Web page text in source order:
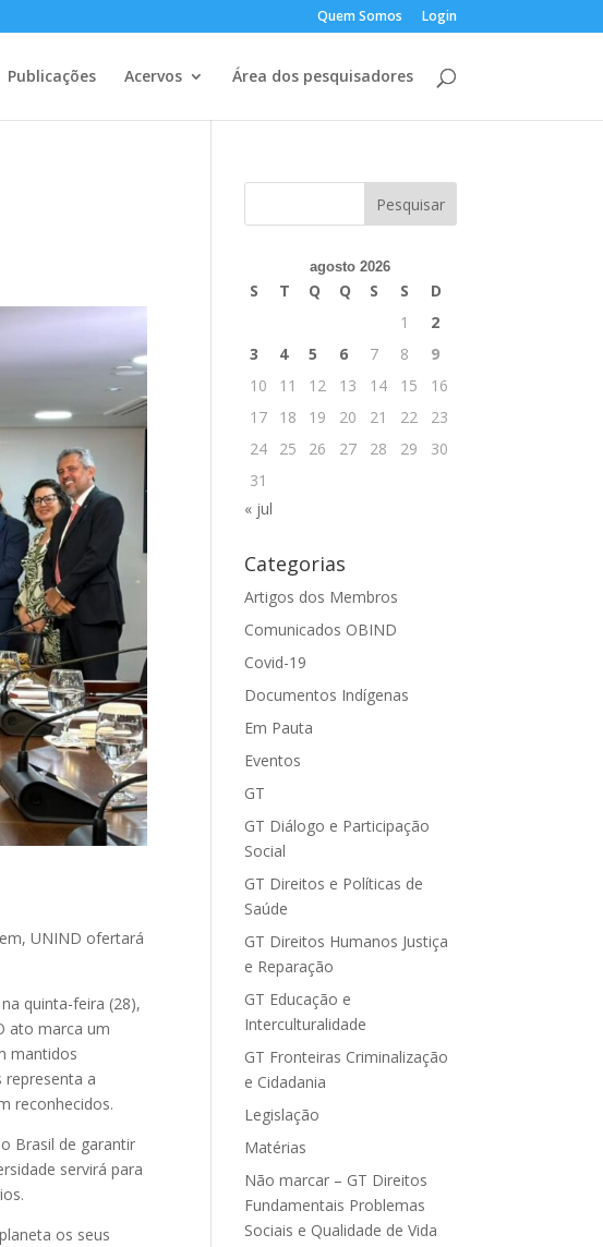
Quem Somos Login
Publicações Acervos Área dos pesquisadores
UNIND ofertará
quinta-feira (28),
ato marca um
mantidos
representa a
reconhecidos.
Brasil de garantir
servirá para
os seus
agosto 2026
S T Q Q S S
D
1
2
3
4 5 6 7 8
9
10
11 12 13 14 15
16
17
18 19 20 21 22
23
24
25 26 27 28 29
30
31
« jul
Categorias
Artigos dos Membros
Comunicados OBIND
Covid-19
Documentos Indígenas
Em Pauta
Eventos
GT
GT Diálogo e Participação
Social
GT Direitos e Políticas de
Saúde
GT Direitos Humanos Justiça
e Reparação
GT Educação e
Interculturalidade
GT Fronteiras Criminalização
e Cidadania
Legislação
Matérias
Não marcar – GT Direitos
Fundamentais Problemas
Sociais e Qualidade de Vida